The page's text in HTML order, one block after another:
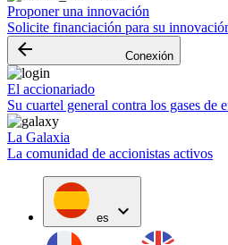
Proponer una innovación
Solicite financiación para su
arrow_backward Conexión
El accionariado
Su cuartel general contra los gases de
La Galaxia
La comunidad de accionistas activos
es expand_more